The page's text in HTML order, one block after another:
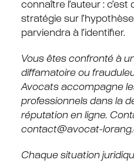
connaître l’auteur : c’est
stratégie sur
parviendra à l’identifier.
Vous êtes confronté à
diffamatoire ou
Avocats accompagne
professionnels dans la
réputation en ligne.
contact@avocat-
Chaque situation